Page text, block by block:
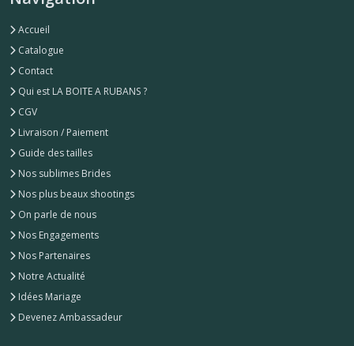
Accueil
Catalogue
Contact
Qui est LA BOITE A RUBANS ?
CGV
Livraison / Paiement
Guide des tailles
Nos sublimes Brides
Nos plus beaux shootings
On parle de nous
Nos Engagements
Nos Partenaires
Notre Actualité
Idées Mariage
Devenez Ambassadeur